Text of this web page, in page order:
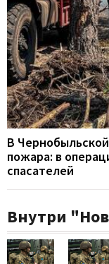
В
пожара: в
спасателей
Внутри